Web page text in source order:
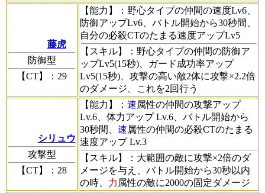
藤虎
防御型
【CT】
：29
【能力】
：野心タイプの仲間の速度Lv6、
防御アップLv6、バトル開始から30秒間、
自分の必殺CTのたまる速度アップLv5
【スキル】
：野心タイプの仲間の防御ア
ップLv5(15秒)、ガード成功率アップ
Lv5(15秒)、攻撃の高い敵2体に攻撃×2.2倍
のダメージ、これを2回行う
シリュウ
攻撃型
【CT】
：28
【能力】 ： 速属性の仲間の攻撃アップ
Lv.6、体力アップ Lv.6、バトル開始から
30秒間、 速属性の仲間の必殺CTのたまる
速度アップ Lv.3
【スキル】
：大範囲の敵に攻撃×2倍のダ
メージを与え、バトル開始から30秒以内
の時、 力 属性の敵に2000の固定ダメージ